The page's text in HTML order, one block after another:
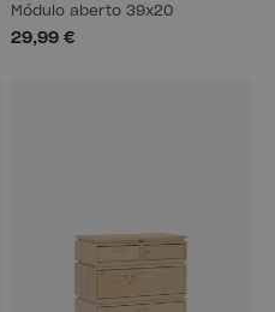
Módulo aberto 39x20
29,99 €